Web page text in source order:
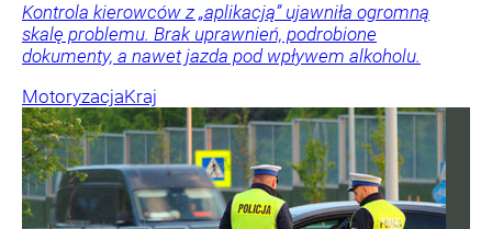
Kontrola kierowców z „aplikacją” ujawniła ogromną
skalę problemu. Brak uprawnień, podrobione
dokumenty, a nawet jazda pod wpływem alkoholu.
MotoryzacjaKraj